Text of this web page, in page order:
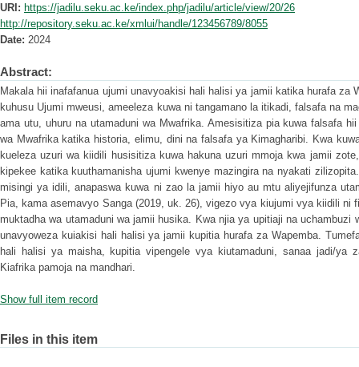
URI: https://jadilu.seku.ac.ke/index.php/jadilu/article/view/20/26
http://repository.seku.ac.ke/xmlui/handle/123456789/8055
Date: 2024
Abstract:
Makala hii inafafanua ujumi unavyoakisi hali halisi ya jamii katika hurafa za
kuhusu Ujumi mweusi, ameeleza kuwa ni tangamano la itikadi, falsafa na
ama utu, uhuru na utamaduni wa Mwafrika. Amesisitiza pia kuwa falsafa
wa Mwafrika katika historia, elimu, dini na falsafa ya Kimagharibi. Kwa
kueleza uzuri wa kiidili husisitiza kuwa hakuna uzuri mmoja kwa jamii
kipekee katika kuuthamanisha ujumi kwenye mazingira na nyakati
misingi ya idili, anapaswa kuwa ni zao la jamii hiyo au mtu aliyejifunza
Pia, kama asemavyo Sanga (2019, uk. 26), vigezo vya kiujumi vya kiidili ni
muktadha wa utamaduni wa jamii husika. Kwa njia ya upitiaji na uchambuzi
unavyoweza kuiakisi hali halisi ya jamii kupitia hurafa za Wapemba.
hali halisi ya maisha, kupitia vipengele vya kiutamaduni, sanaa jadi/ya
Kiafrika pamoja na mandhari.
Show full item record
Files in this item